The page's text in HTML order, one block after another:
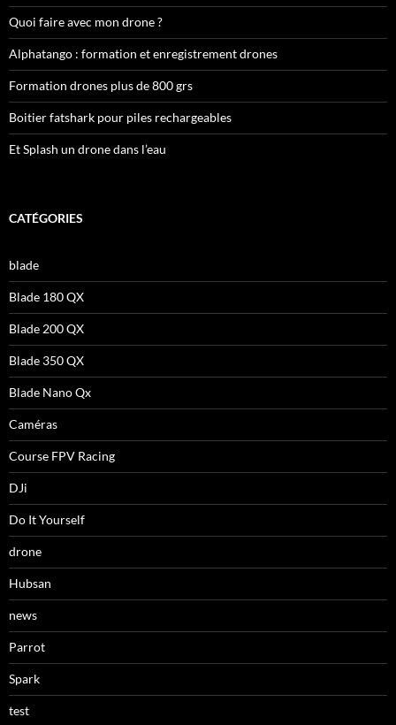
Quoi faire avec mon drone ?
Alphatango : formation et enregistrement drones
Formation drones plus de 800 grs
Boitier fatshark pour piles rechargeables
Et Splash un drone dans l’eau
CATÉGORIES
blade
Blade 180 QX
Blade 200 QX
Blade 350 QX
Blade Nano Qx
Caméras
Course FPV Racing
DJi
Do It Yourself
drone
Hubsan
news
Parrot
Spark
test